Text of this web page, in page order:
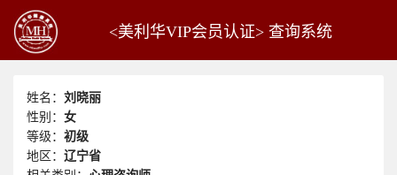
<美利华VIP会员认证> 查询系统
姓名： 刘晓丽
性别： 女
等级： 初级
地区： 辽宁省